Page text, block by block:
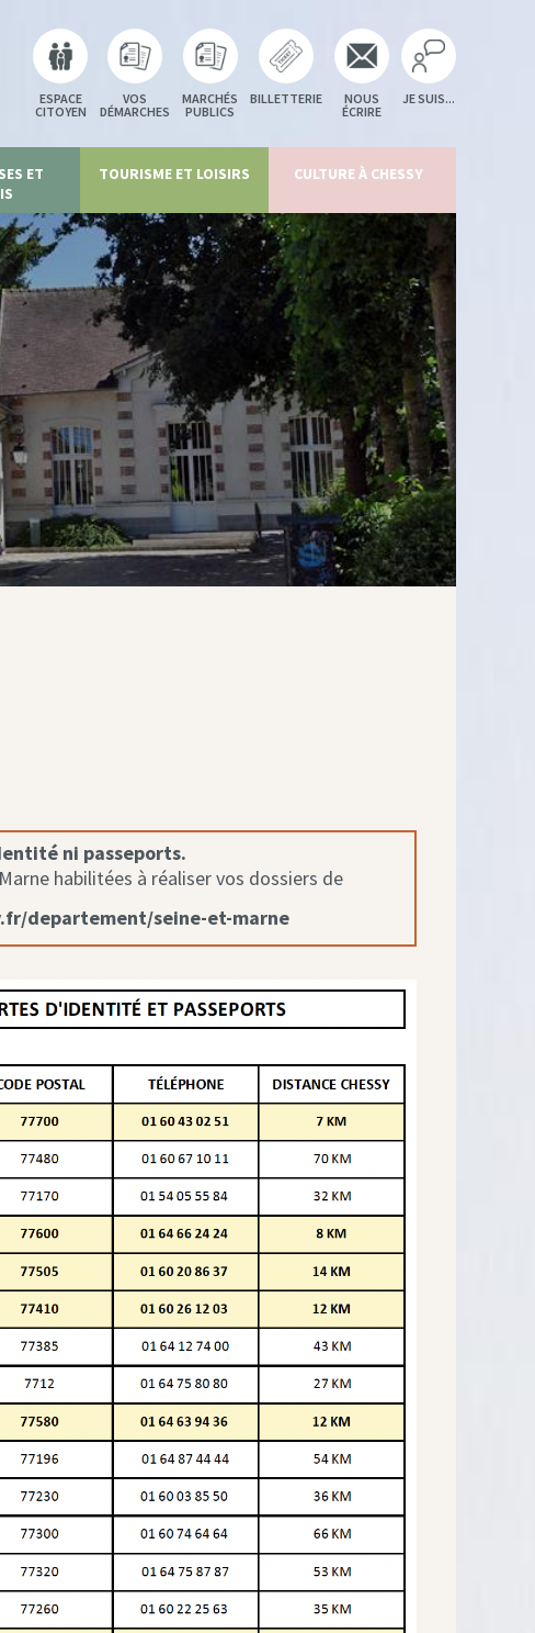
ESPACE
CITOYEN
VOS
DÉMARCHES
MARCHÉS
PUBLICS
BILLETTERIE
NOUS
ÉCRIRE
JE SUIS...
ET
TOURISME ET LOISIRS CULTURE À CHESSY
ni passeports.
habilitées à réaliser vos dossiers de
departement/seine-et-marne